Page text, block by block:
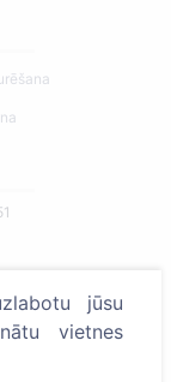
jūsu
vietnes